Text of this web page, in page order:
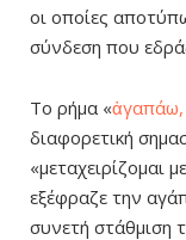
οι οποίες
σύνδεση που
Το ρήμα «
διαφορετική
«μεταχειρίζομαι
εξέφραζε την
συνετή στάθμιση